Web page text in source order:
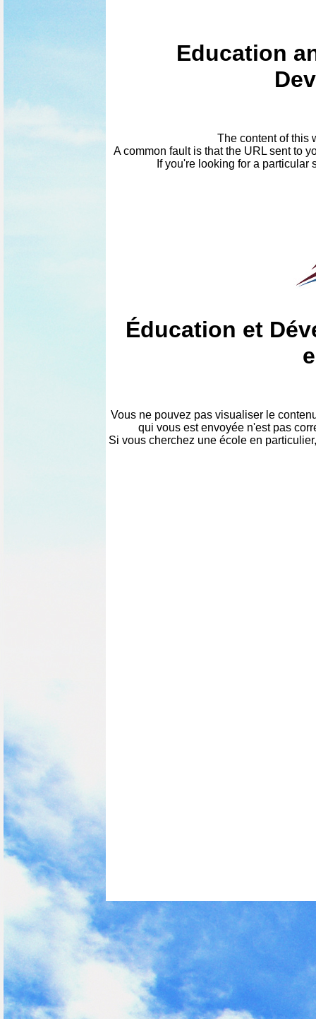
Education
The content of this
A common fault is that the URL sent to
If you're looking for a
Éducation et
Vous ne pouvez pas visualiser le
qui vous est envoyée n'est pas
Si vous cherchez une école en